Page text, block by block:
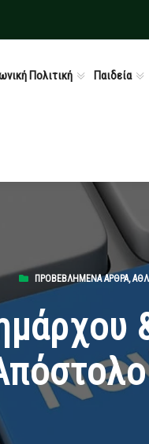
Πολιτική Παιδεία
ΠΡΟΒΕΒΛΗΜΈΝΑ ΆΡΘΡΑ,